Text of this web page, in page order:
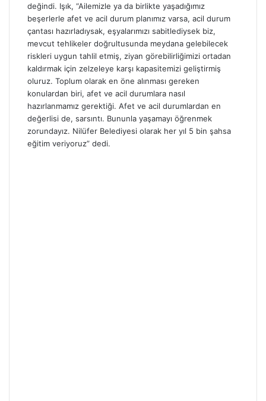
değindi. Işık, “Ailemizle ya da birlikte yaşadığımız
beşerlerle afet ve acil durum planımız varsa, acil durum
çantası hazırladıysak, eşyalarımızı sabitlediysek biz,
mevcut tehlikeler doğrultusunda meydana gelebilecek
riskleri uygun tahlil etmiş, ziyan görebilirliğimizi ortadan
kaldırmak için zelzeleye karşı kapasitemizi geliştirmiş
oluruz. Toplum olarak en öne alınması gereken
konulardan biri, afet ve acil durumlara nasıl
hazırlanmamız gerektiği. Afet ve acil durumlardan en
değerlisi de, sarsıntı. Bununla yaşamayı öğrenmek
zorundayız. Nilüfer Belediyesi olarak her yıl 5 bin şahsa
eğitim veriyoruz” dedi.